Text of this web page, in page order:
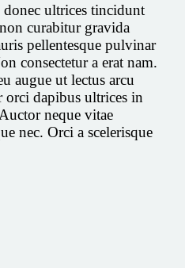
ultrices tincidunt
curabitur gravida
pellentesque pulvinar
consectetur a erat nam.
augue ut lectus arcu
dapibus ultrices in
neque vitae
nec. Orci a scelerisque